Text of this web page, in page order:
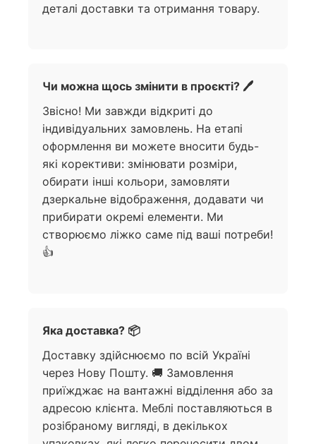
деталі доставки та отримання товару.
Чи можна щось змінити в проєкті? 🖊️
Звісно! Ми завжди відкриті до
індивідуальних замовлень. На етапі
оформлення ви можете вносити будь-
які корективи: змінювати розміри,
обирати інші кольори, замовляти
дзеркальне відображення, додавати чи
прибирати окремі елементи. Ми
створюємо ліжко саме під ваші потреби!
👍
Яка доставка? 📦
Доставку здійснюємо по всій Україні
через Нову Пошту. 🚚 Замовлення
приїжджає на вантажні відділення або за
адресою клієнта. Меблі поставляються в
розібраному вигляді, в декількох